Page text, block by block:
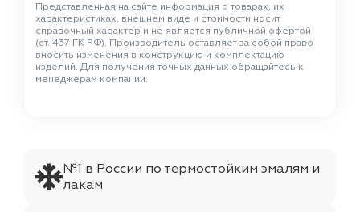
Представленная на сайте информация о товарах, их
характеристиках, внешнем виде и стоимости носит
справочный характер и не является публичной офертой
(ст. 437 ГК РФ). Производитель оставляет за собой право
вносить изменения в конструкцию и комплектацию
изделий. Для получения точных данных обращайтесь к
менеджерам компании.
№1 в России по термостойким эмалям и
лакам